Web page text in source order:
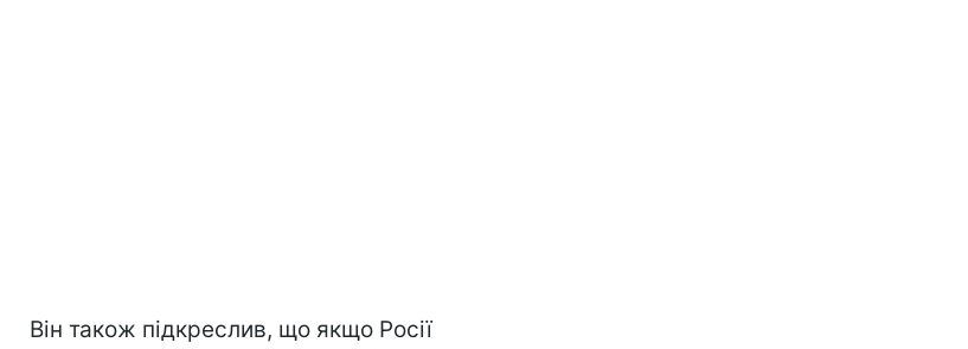
Він також підкреслив, що якщо Росії